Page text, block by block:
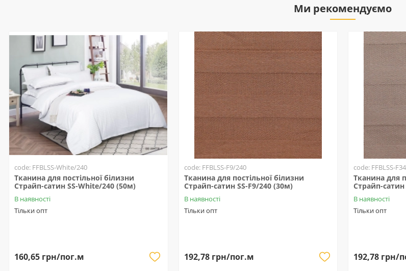
Ми рекомендуємо
code: FFBLSS-White/240
Тканина для постільної білизни
Страйп-сатин SS-White/240 (50м)
В наявності
Тільки опт
160,65 грн/пог.м
code: FFBLSS-F9/240
Тканина для постільної білизни
Страйп-сатин SS-F9/240 (30м)
В наявності
Тільки опт
192,78 грн/пог.м
code: FFBLSS-
Тканина для
Страйп-сатин
В наявності
Тільки опт
192,78 грн/